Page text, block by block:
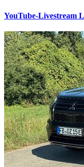
YouTube-Livestream